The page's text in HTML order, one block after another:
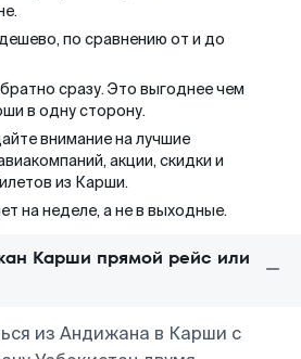
по сравнению от и до
сразу. Это выгоднее чем
в одну сторону.
внимание на лучшие
акции, скидки и
из Карши.
на неделе, а не в выходные.
Карши прямой рейс или
из Андижана в Карши с